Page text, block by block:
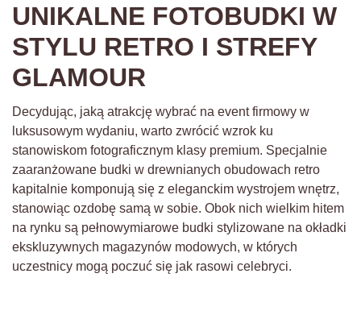
UNIKALNE FOTOBUDKI W
STYLU RETRO I STREFY
GLAMOUR
Decydując, jaką atrakcję wybrać na event firmowy w
luksusowym wydaniu, warto zwrócić wzrok ku
stanowiskom fotograficznym klasy premium. Specjalnie
zaaranżowane budki w drewnianych obudowach retro
kapitalnie komponują się z eleganckim wystrojem wnętrz,
stanowiąc ozdobę samą w sobie. Obok nich wielkim hitem
na rynku są pełnowymiarowe budki stylizowane na okładki
ekskluzywnych magazynów modowych, w których
uczestnicy mogą poczuć się jak rasowi celebryci.